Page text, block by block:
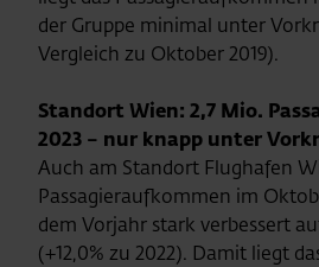
der Gruppe minimal unter
Vergleich zu Oktober 2019).
Standort Wien: 2,7 Mio.
2023 – nur knapp unter
Auch am Standort Flughafen
Passagieraufkommen im
dem Vorjahr stark verbessert
(+12,0% zu 2022). Damit liegt